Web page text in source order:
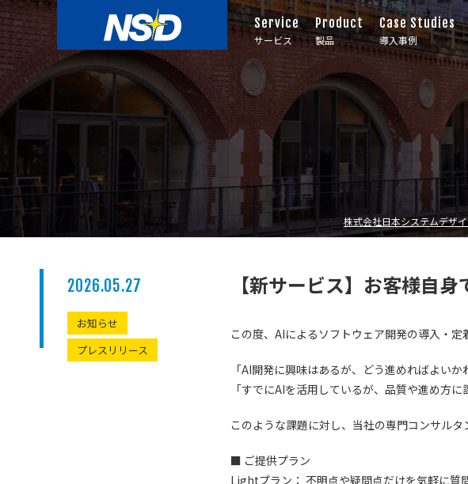
Service
サービス
Product
製品
Case Studies
導入事例
株式会社日本システムデザ
2026.05.27
お知らせ
プレスリリース
【新サービス】お客様自
この度、AIによるソフトウェア開発の導入・
「AI開発に興味はあるが、どう進めればよいか
「すでにAIを活用しているが、品質や進め方に
このような課題に対し、当社の専門コンサル
■ ご提供プラン
Lightプラン： 不明点や疑問点だけを気軽に質